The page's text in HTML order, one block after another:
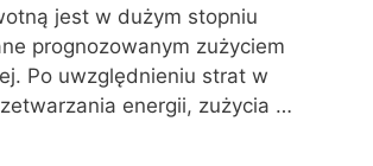
jest w dużym stopniu
prognozowanym zużyciem
Po uwzględnieniu strat w
energii, zużycia …